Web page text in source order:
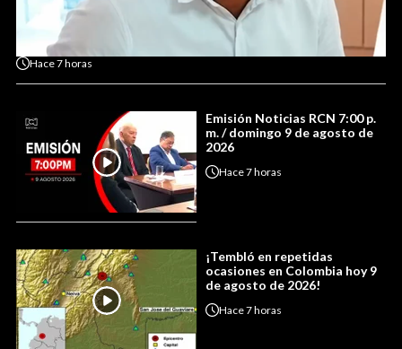
Hace7 horas
Emisión Noticias RCN 7:00 p.
m. / domingo 9 de agosto de
2026
Hace7 horas
¡Tembló en repetidas
ocasiones en Colombia hoy 9
de agosto de 2026!
Hace7 horas